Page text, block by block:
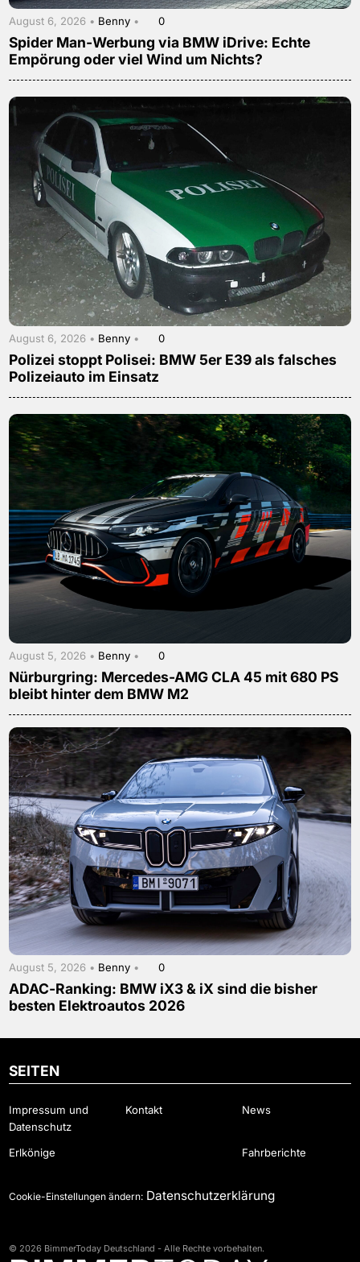
August 6, 2026 • Benny • 0
Spider Man-Werbung via BMW iDrive: Echte
Empörung oder viel Wind um Nichts?
August 6, 2026 • Benny • 0
Polizei stoppt Polisei: BMW 5er E39 als falsches
Polizeiauto im Einsatz
August 5, 2026 • Benny • 0
Nürburgring: Mercedes-AMG CLA 45 mit 680 PS
bleibt hinter dem BMW M2
August 5, 2026 • Benny • 0
ADAC-Ranking: BMW iX3 & iX sind die bisher
besten Elektroautos 2026
SEITEN
Impressum und
Datenschutz
Kontakt News
Erlkönige Fahrberichte
Cookie-Einstellungen ändern: Datenschutzerklärung
© 2026 BimmerToday Deutschland - Alle Rechte vorbehalten.